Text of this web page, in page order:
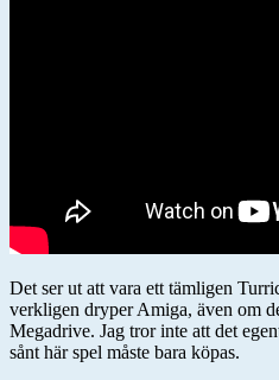
Det ser ut att vara ett tämligen
verkligen dryper Amiga, även om
Megadrive. Jag tror inte att det
sånt här spel måste bara köpas.